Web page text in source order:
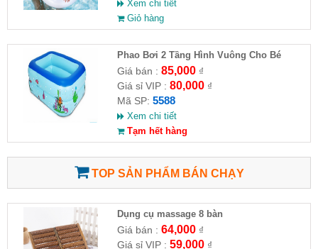
Xem chi tiết
Giỏ hàng
Phao Bơi 2 Tầng Hình Vuông Cho Bé
Giá bán : 85,000₫
Giá sỉ VIP : 80,000₫
Mã SP: 5588
Xem chi tiết
Tạm hết hàng
TOP SẢN PHẨM BÁN CHẠY
Dụng cụ massage 8 bàn
Giá bán : 64,000₫
Giá sỉ VIP : 59,000₫